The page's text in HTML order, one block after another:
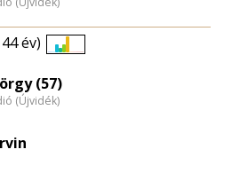
év)
(57)
(Újvidék)